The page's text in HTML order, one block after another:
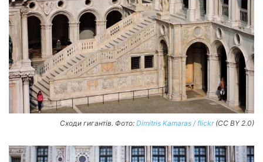
Сходи гигантів. Фото: Dimitris Kamaras / flickr(CC BY 2.0)